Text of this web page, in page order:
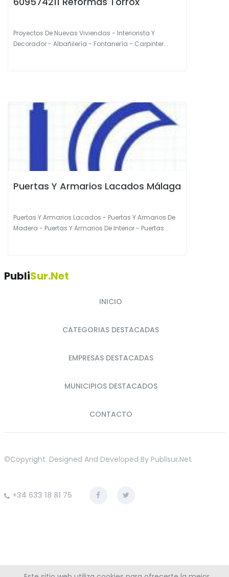
Proyectos De Nuevas Viviendas - Interiorista Y
Decorador - Albañilería - Fontanería - Carpinter...
Puertas Y Armarios Lacados Málaga
Puertas Y Armarios Lacados - Puertas Y Armarios De
Madera - Puertas Y Armarios De Interior - Puertas...
PubliSur.net
INICIO
CATEGORIAS DESTACADAS
EMPRESAS DESTACADAS
MUNICIPIOS DESTACADOS
CONTACTO
©copyright. Designed And Developed By Publisur.net
+34 633 18 81 75